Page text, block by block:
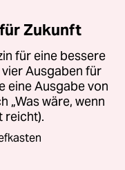
Zukunft
für eine bessere
Ausgaben für
eine Ausgabe von
„Was wäre, wenn
reicht).